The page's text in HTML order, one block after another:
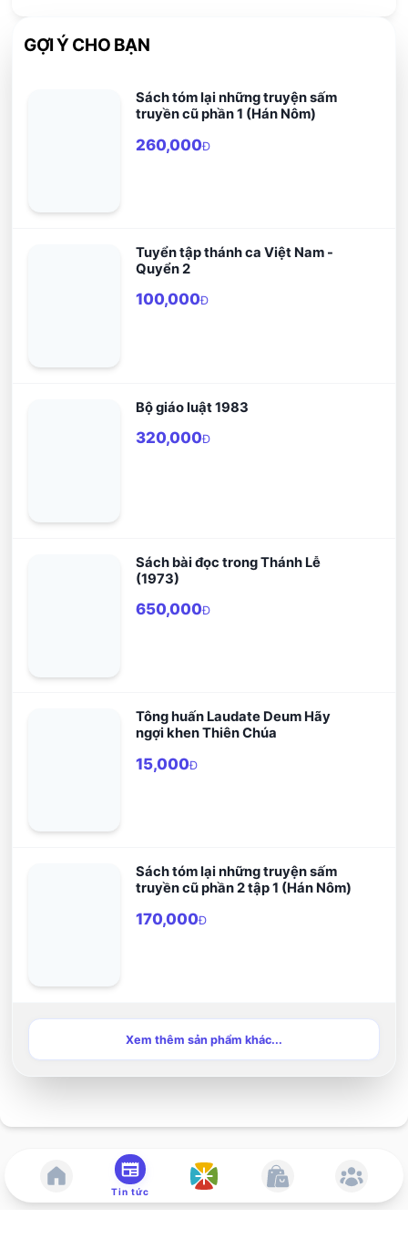
GỢI Ý CHO BẠN
Sách tóm lại những truyện sấm
truyền cũ phần 1 (Hán Nôm)
260,000Đ
Tuyển tập thánh ca Việt Nam -
Quyển 2
100,000Đ
Bộ giáo luật 1983
320,000Đ
Sách bài đọc trong Thánh Lễ
(1973)
650,000Đ
Tông huấn Laudate Deum Hãy
ngợi khen Thiên Chúa
15,000Đ
Sách tóm lại những truyện sấm
truyền cũ phần 2 tập 1 (Hán Nôm)
170,000Đ
Xem thêm sản phẩm khác...
Tin tức